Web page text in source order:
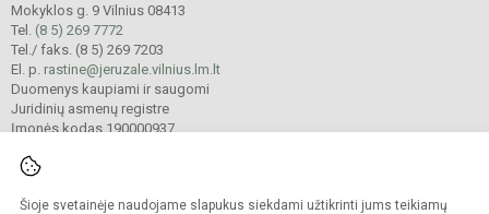
Šioje svetainėje naudojame slapukus siekdami užtikrinti jums teikiamų
Mokyklos g. 9 Vilnius 08413
Tel. (8 5) 269 7772
Tel./ faks. (8 5) 269 7203
El. p. rastine@jeruzale.vilnius.lm.lt
Duomenys kaupiami ir saugomi
Juridinių asmenų registre
Įmonės kodas 190000937
© 2024. Vilniaus Jeruzalės progimnazija. Visos teisės saugomos.